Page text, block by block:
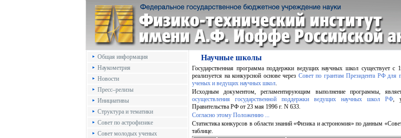
Общая информация
Наукометрия
Новости
Пресс–релизы
Инициативы
Структура и тематики
Совет по астрофизике
Совет молодых ученых
Научные школы
Государственная программа поддержки ведущих научных школ существует с
реализуется на конкурсной основе через Совет по грантам Президента РФ для
ученых и ведущих научных школ.
Исходным документом, регламентирующим выполнение программы,
осуществления государственной поддержки ведущих научных школ РФ,
Правительства РФ от 23 мая 1996 г. N 633.
Согласно этому Положению ...
Статистика конкурсов в области знаний «Физика и астрономия» по данным
таблице.